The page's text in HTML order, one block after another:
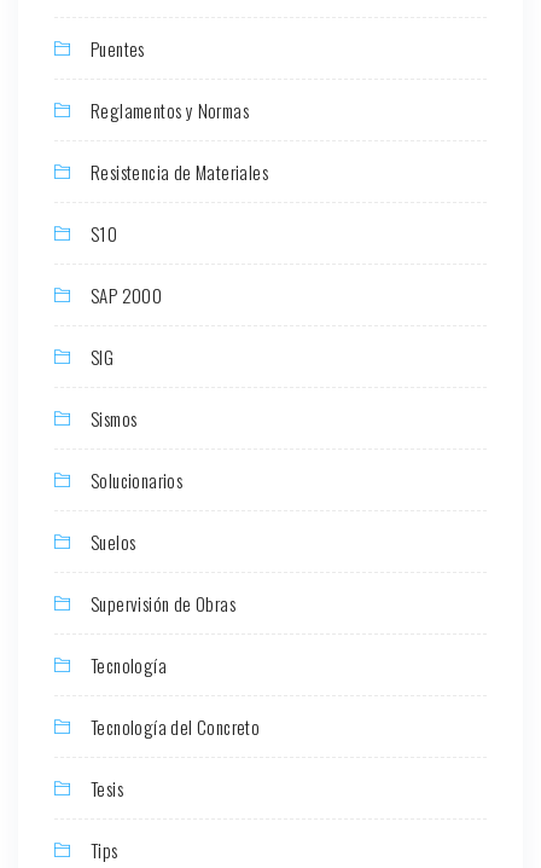
Puentes
Reglamentos y Normas
Resistencia de Materiales
S10
SAP 2000
SIG
Sismos
Solucionarios
Suelos
Supervisión de Obras
Tecnología
Tecnología del Concreto
Tesis
Tips